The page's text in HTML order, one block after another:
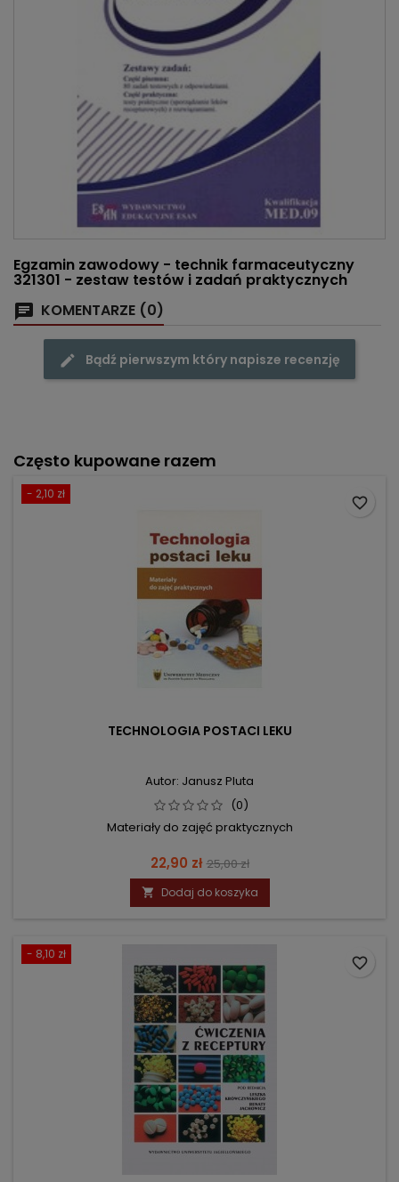
Egzamin zawodowy - technik farmaceutyczny
321301 - zestaw testów i zadań praktycznych
KOMENTARZE (0)
Bądź pierwszym który napisze recenzję
Często kupowane razem
- 2,10 zł
TECHNOLOGIA POSTACI LEKU
Autor: Janusz Pluta
(0)
Materiały do zajęć praktycznych
Cena
22,90 zł Cena
podstawowa
25,00 zł
 Dodaj do koszyka
favorite_border
- 8,10 zł
favorite_border